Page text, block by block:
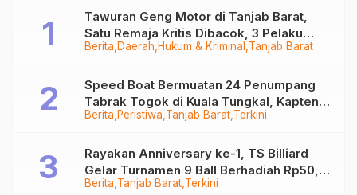
Berita Daerah Hukum & Kriminal Tanjab Barat
Tawuran Geng Motor di Tanjab Barat,
Satu Remaja Kritis Dibacok, 3 Pelaku
Ditangkap
Berita Peristiwa Tanjab Barat Terkini
Speed Boat Bermuatan 24 Penumpang
Tabrak Togok di Kuala Tungkal, Kapten
Sempat Hilang
Berita Tanjab Barat Terkini
Rayakan Anniversary ke-1, TS Billiard
Gelar Turnamen 9 Ball Berhadiah Rp50,8
Juta